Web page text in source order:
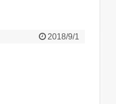
2018/9/1